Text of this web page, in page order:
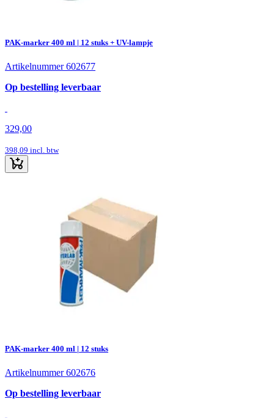
PAK-marker 400 ml | 12 stuks + UV-lampje
Artikelnummer 602677
Op bestelling leverbaar
329,00
398,09 incl. btw
PAK-marker 400 ml | 12 stuks
Artikelnummer 602676
Op bestelling leverbaar